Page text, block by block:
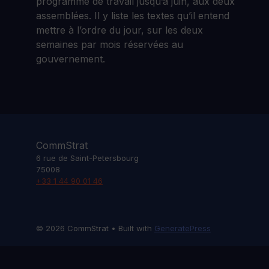
assemblées. Il y liste les textes qu’il entend
mettre à l’ordre du jour, sur les deux
semaines par mois réservées au
gouvernement.
CommStrat
6 rue de Saint-Petersbourg
75008
+33 1 44 90 01 46
© 2026 CommStrat • Built with GeneratePress